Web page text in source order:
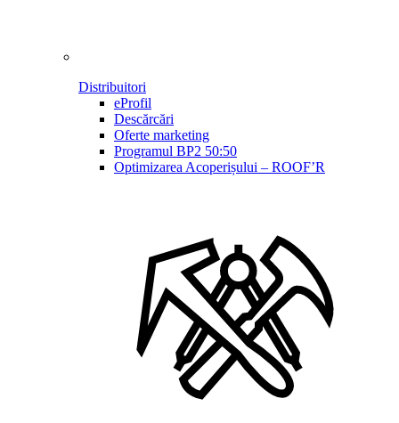
Distribuitori
eProfil
Descărcări
Oferte marketing
Programul BP2 50:50
Optimizarea Acoperișului – ROOF’R